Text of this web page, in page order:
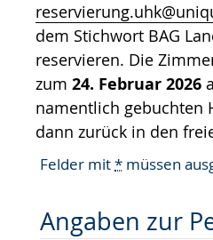
dem Stichwort BAG
reservieren. Die
zum 24. Februar 2026
namentlich gebuchten
dann zurück in den
Felder mit* müssen
Angaben zur